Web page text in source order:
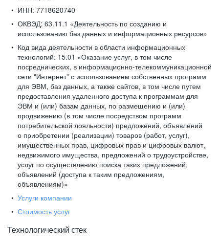
ИНН: 7718620740
ОКВЭД: 63.11.1 «Деятельность по созданию и
использованию баз данных и информационных ресурсов»
Код вида деятельности в области информационных
технологий: 15.01 «Оказание услуг, в том числе
посреднических, в информационно-телекоммуникационной
сети "Интернет" с использованием собственных программ
для ЭВМ, баз данных, а также сайтов, в том числе путем
предоставления удаленного доступа к программам для
ЭВМ и (или) базам данных, по размещению и (или)
продвижению (в том числе посредством программ
потребительской лояльности) предложений, объявлений
о приобретении (реализации) товаров (работ, услуг),
имущественных прав, цифровых прав и цифровых валют,
недвижимого имущества, предложений о трудоустройстве,
услуг по осуществлению поиска таких предложений,
объявлений (доступа к таким предложениям,
объявлениям)»
Услуги компании
Стоимость услуг
Технологический стек